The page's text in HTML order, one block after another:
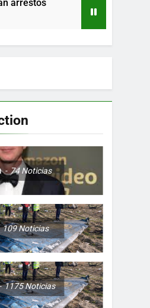
arrestos
Rica y
74Noticias
109Noticias
1175Noticias